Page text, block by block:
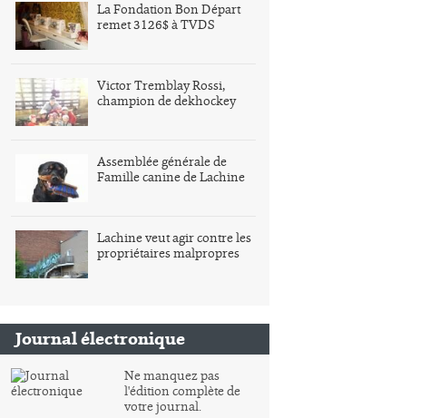
La Fondation Bon Départ
remet 3126$ à TVDS
Victor Tremblay Rossi,
champion de dekhockey
Assemblée générale de
Famille canine de Lachine
Lachine veut agir contre les
propriétaires malpropres
Journal électronique
Ne manquez pas
l'édition complète de
votre journal.